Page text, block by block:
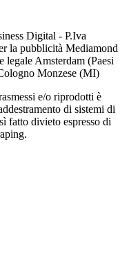
Digital - P.Iva
la pubblicità Mediamond
Amsterdam (Paesi
Monzese (MI)
e/o riprodotti è
di sistemi di
fatto divieto espresso di